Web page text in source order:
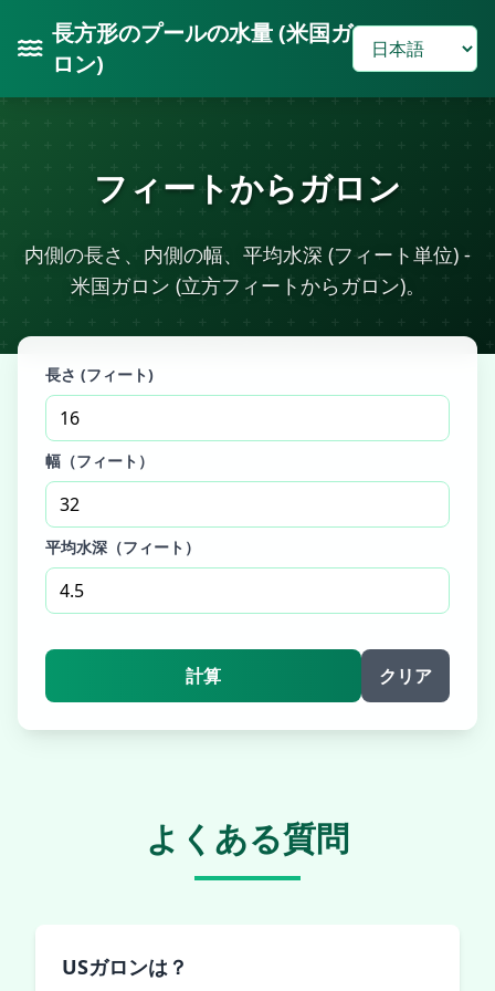
長方形のプールの水量 (米国ガ
ロン)
フィートからガロン
内側の長さ、内側の幅、平均水深 (フィート単位) -
米国ガロン (立方フィートからガロン)。
長さ (フィート)
幅（フィート）
平均水深（フィート）
計算 クリア
よくある質問
USガロンは？